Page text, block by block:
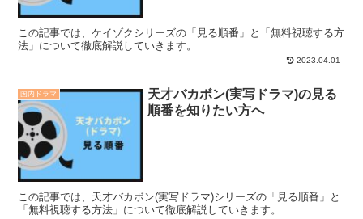
この記事では、ケイゾクシリーズの「見る順番」と「無料視聴する方
法」について徹底解説していきます。
2023.04.01
国内ドラマ
天才バカボン(実写ドラマ)の見る
順番を知りたい方へ
この記事では、天才バカボン(実写ドラマ)シリーズの「見る順番」と
「無料視聴する方法」について徹底解説していきます。